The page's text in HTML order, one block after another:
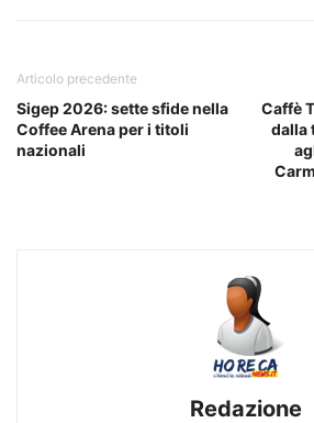
Articolo precedente
Sigep 2026: sette sfide nella
Coffee Arena per i titoli
nazionali
Caffè
dalla
Redazione